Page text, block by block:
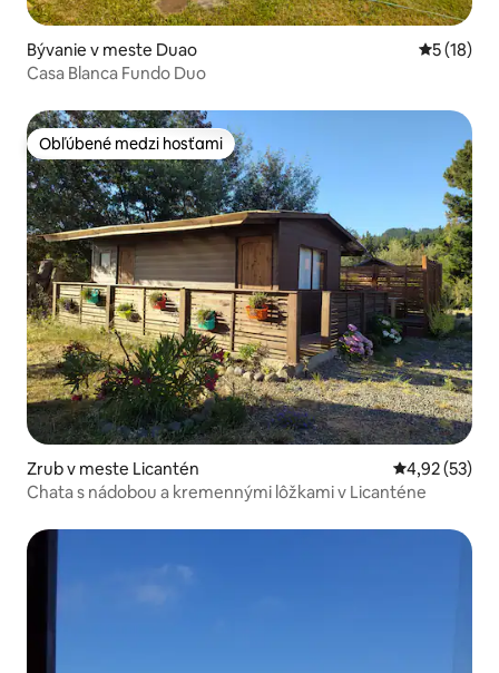
Bývanie v meste Duao
5 (18)
Casa Blanca Fundo Duo
Obľúbené medzi hosťami
Obľúbené medzi hosťami
Zrub v meste Licantén Priemerné
4,92 (53)
Chata s nádobou a kremennými lôžkami v Licanténe